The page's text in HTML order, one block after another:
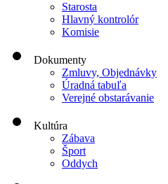
Starosta
Hlavný kontrolór
Komisie
Dokumenty
Zmluvy, Objednávky
Úradná tabuľa
Verejné obstarávanie
Kultúra
Zábava
Šport
Oddych